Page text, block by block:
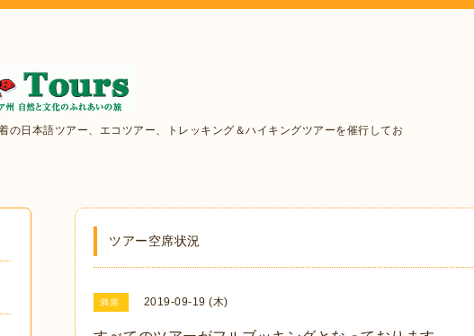
の日本語ツアー、エコツアー、トレッキング＆ハイキングツアーを催行してお
ツアー空席状況
満席 2019-09-19 (木)